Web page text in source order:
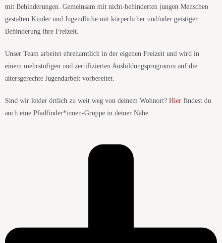
mit Behinderungen. Gemeinsam mit nicht-behinderten jungen Menschen
gestalten Kinder und Jugendliche mit körperlicher und/oder geistiger
Behinderung ihre Freizeit.
Unser Team arbeitet ehrenamtlich in der eigenen Freizeit und wird in
einem mehrstufigen und zertifizierten Ausbildungsprogramm auf die
altersgerechte Jugendarbeit vorbereitet.
Sind wir leider örtlich zu weit weg von deinem Wohnort? Hier findest du
auch eine Pfadfinder*innen-Gruppe in deiner Nähe.